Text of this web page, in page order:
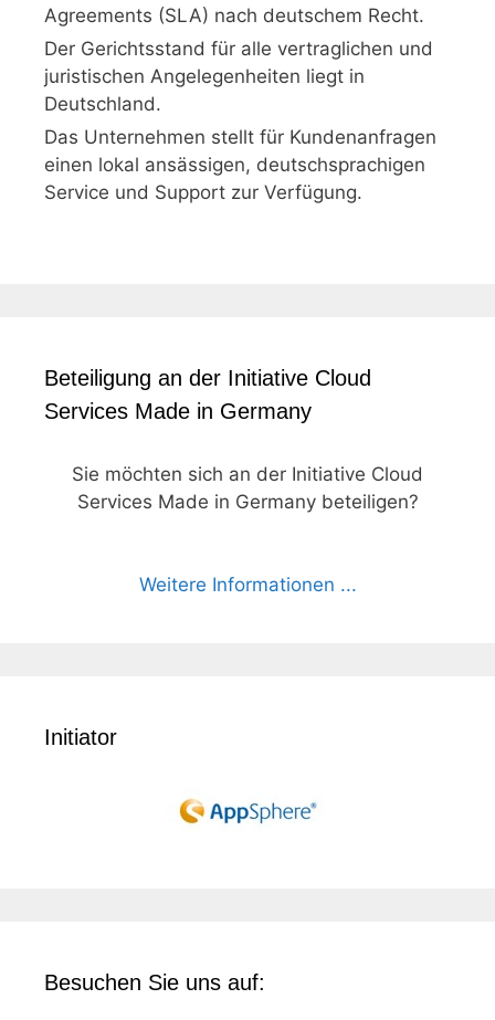
Agreements (SLA) nach deutschem Recht.
Der Gerichtsstand für alle vertraglichen und
juristischen Angelegenheiten liegt in
Deutschland.
Das Unternehmen stellt für Kundenanfragen
einen lokal ansässigen, deutschsprachigen
Service und Support zur Verfügung.
Beteiligung an der Initiative Cloud
Services Made in Germany
Sie möchten sich an der Initiative Cloud
Services Made in Germany beteiligen?
Weitere Informationen ...
Initiator
Besuchen Sie uns auf: